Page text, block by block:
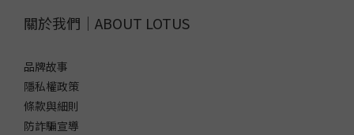
關於我們｜ABOUT LOTUS
品牌故事
隱私權政策
條款與細則
防詐騙宣導